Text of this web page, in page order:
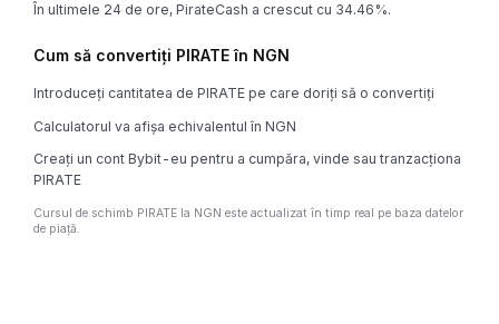
În ultimele 24 de ore, PirateCash a crescut cu 34.46%.
Cum să convertiți PIRATE în NGN
Introduceți cantitatea de PIRATE pe care doriți să o convertiți
Calculatorul va afișa echivalentul în NGN
Creați un cont Bybit-eu pentru a cumpăra, vinde sau tranzacționa
PIRATE
Cursul de schimb PIRATE la NGN este actualizat în timp real pe baza datelor
de piață.